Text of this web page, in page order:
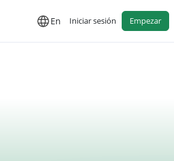
En Iniciar sesión Empezar